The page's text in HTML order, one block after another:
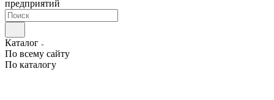
предприятий
Каталог
По всему сайту
По каталогу